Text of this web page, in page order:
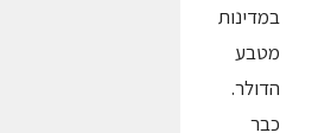
במדינות
מטבע
הדולר.
כבר